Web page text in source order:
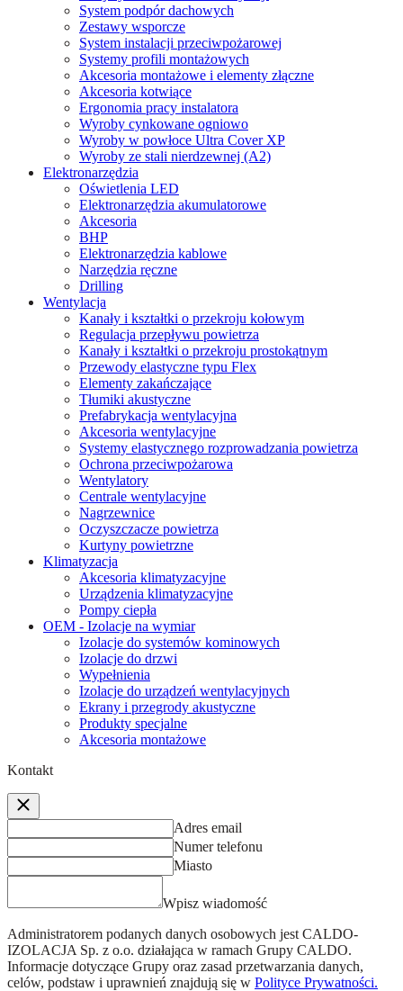
System podpór dachowych
Zestawy wsporcze
System instalacji przeciwpożarowej
Systemy profili montażowych
Akcesoria montażowe i elementy złączne
Akcesoria kotwiące
Ergonomia pracy instalatora
Wyroby cynkowane ogniowo
Wyroby w powłoce Ultra Cover XP
Wyroby ze stali nierdzewnej (A2)
Elektronarzędzia
Oświetlenia LED
Elektronarzędzia akumulatorowe
Akcesoria
BHP
Elektronarzędzia kablowe
Narzędzia ręczne
Drilling
Wentylacja
Kanały i kształtki o przekroju kołowym
Regulacja przepływu powietrza
Kanały i kształtki o przekroju prostokątnym
Przewody elastyczne typu Flex
Elementy zakańczające
Tłumiki akustyczne
Prefabrykacja wentylacyjna
Akcesoria wentylacyjne
Systemy elastycznego rozprowadzania powietrza
Ochrona przeciwpożarowa
Wentylatory
Centrale wentylacyjne
Nagrzewnice
Oczyszczacze powietrza
Kurtyny powietrzne
Klimatyzacja
Akcesoria klimatyzacyjne
Urządzenia klimatyzacyjne
Pompy ciepła
OEM - Izolacje na wymiar
Izolacje do systemów kominowych
Izolacje do drzwi
Wypełnienia
Izolacje do urządzeń wentylacyjnych
Ekrany i przegrody akustyczne
Produkty specjalne
Akcesoria montażowe
Kontakt
Adres email
Numer telefonu
Miasto
Wpisz wiadomość
Administratorem podanych danych osobowych jest CALDO-
IZOLACJA Sp. z o.o. działająca w ramach Grupy CALDO.
Informacje dotyczące Grupy oraz zasad przetwarzania danych,
celów, podstaw i uprawnień znajdują się w Polityce Prywatności.